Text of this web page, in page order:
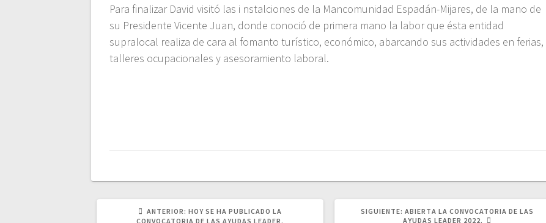
Para finalizar David visitó las i nstalciones de la Mancomunidad Espadán-Mijares, de la mano de
su Presidente Vicente Juan, donde conoció de primera mano la labor que ésta entidad
supralocal realiza de cara al fomanto turístico, económico, abarcando sus actividades en ferias,
talleres ocupacionales y asesoramiento laboral.
ANTERIOR: POST
ANTERIOR:
HOY SE HA PUBLICADO LA
CONVOCATORIA DE LAS AYUDAS LEADER.
SIGUIENTE: SIGUIENTE
POST:
ABIERTA LA CONVOCATORIA DE LAS
AYUDAS LEADER 2022.